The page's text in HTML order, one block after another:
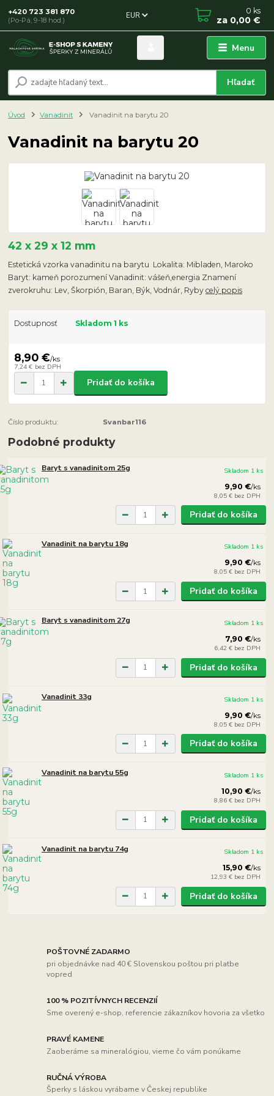
Menu
EUR
Hľadať
+420 723 381 870
(Po-Pá, 9-18 hod.)
0 ks
za 0,00 €
Úvod Vanadinit Vanadinit na barytu 20
Vanadinit na barytu 20
42 x 29 x 12 mm
Estetická vzorka vanadinitu na barytu Lokalita: Mibladen, Maroko
Baryt: kameň porozumení Vanadinit: vášeň,energia Znamení
zverokruhu: Lev, Škorpión, Baran, Býk, Vodnár, Rybycelý popis
Dostupnosť Skladom 1 ks
8,90 €/ks
7,24 € bez DPH
Pridať do košíka
Číslo produktu: Svanbar116
Podobné produkty
Baryt s vanadinitom 25g
9,90 €/ks
8,05 € bez DPH
Skladom 1 ks
Pridať do košíka
Vanadinit na barytu 18g
9,90 €/ks
8,05 € bez DPH
Skladom 1 ks
Pridať do košíka
Baryt s vanadinitom 27g
7,90 €/ks
6,42 € bez DPH
Skladom 1 ks
Pridať do košíka
Vanadinit 33g
9,90 €/ks
8,05 € bez DPH
Skladom 1 ks
Pridať do košíka
Vanadinit na barytu 55g
10,90 €/ks
8,86 € bez DPH
Skladom 1 ks
Pridať do košíka
Vanadinit na barytu 74g
15,90 €/ks
12,93 € bez DPH
Skladom 1 ks
Pridať do košíka
POŠTOVNÉ ZADARMO
pri objednávke nad 40 € Slovenskou poštou pri platbe
vopred
100 % POZITÍVNYCH RECENZIÍ
Sme overený e-shop, referencie zákazníkov hovoria za všetko
PRAVÉ KAMENE
Zaoberáme sa mineralógiou, vieme čo vám ponúkame
RUČNÁ VÝROBA
Šperky s láskou vyrábame v Českej republike